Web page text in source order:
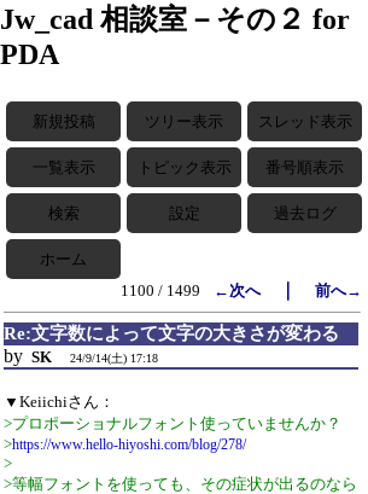
Jw_cad 相談室－その２ for
PDA
新規投稿 ツリー表示 スレッド表示
一覧表示 トピック表示 番号順表示
検索 設定 過去ログ
ホーム
1100 / 1499
←次へ｜ 前へ→
Re:文字数によって文字の大きさが変わる
by SK 24/9/14(土) 17:18
▼Keiichiさん：
>プロポーショナルフォント使っていませんか？
>https://www.hello-hiyoshi.com/blog/278/
>
>等幅フォントを使っても、その症状が出るのなら